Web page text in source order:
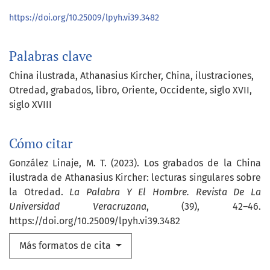
Palabras clave
China ilustrada Athanasius Kircher China ilustraciones
Otredad grabados libro Oriente Occidente siglo XVII
siglo XVIII
Cómo citar
González Linaje, M. T. (2023). Los grabados de la China
ilustrada de Athanasius Kircher: lecturas singulares sobre
la Otredad. La Palabra Y El Hombre. Revista De La
Universidad Veracruzana, (39), 42–46.
https://doi.org/10.25009/lpyh.vi39.3482
Más formatos de cita
https://doi.org/10.25009/lpyh.vi39.3482